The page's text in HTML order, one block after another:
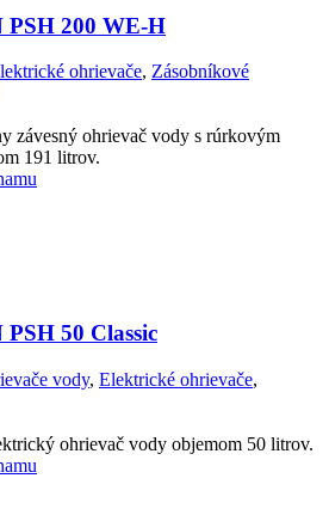
200 WE-H
ohrievače, Zásobníkové
závesný ohrievač vody s rúrkovým
191 litrov.
50 Classic
vody, Elektrické ohrievače,
ohrievač vody objemom 50 litrov.